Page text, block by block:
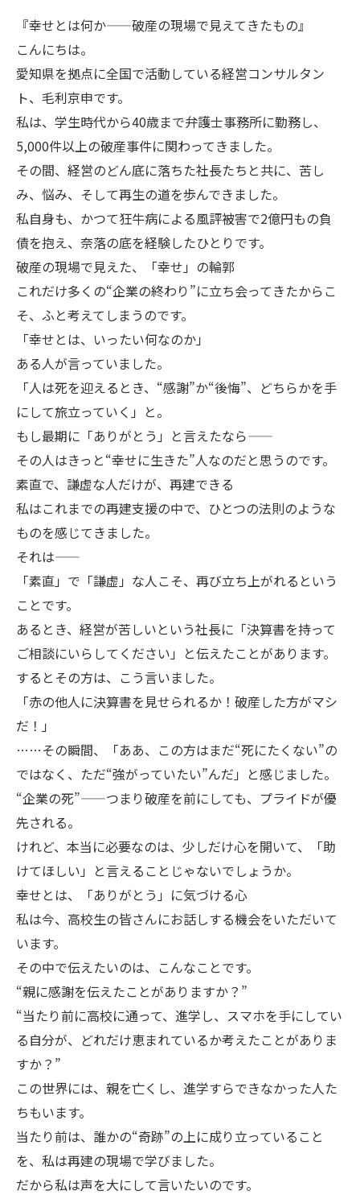
『幸せとは何か——破産の現場で見えてきたもの』
こんにちは。
愛知県を拠点に全国で活動している経営コンサルタン
ト、毛利京申です。
私は、学生時代から40歳まで弁護士事務所に勤務し、
5,000件以上の破産事件に関わってきました。
その間、経営のどん底に落ちた社長たちと共に、苦し
み、悩み、そして再生の道を歩んできました。
私自身も、かつて狂牛病による風評被害で2億円もの負
債を抱え、奈落の底を経験したひとりです。
破産の現場で見えた、「幸せ」の輪郭
これだけ多くの“企業の終わり”に立ち会ってきたからこ
そ、ふと考えてしまうのです。
「幸せとは、いったい何なのか」
ある人が言っていました。
「人は死を迎えるとき、“感謝”か“後悔”、どちらかを手
にして旅立っていく」と。
もし最期に「ありがとう」と言えたなら——
その人はきっと“幸せに生きた”人なのだと思うのです。
素直で、謙虚な人だけが、再建できる
私はこれまでの再建支援の中で、ひとつの法則のような
ものを感じてきました。
それは——
「素直」で「謙虚」な人こそ、再び立ち上がれるという
ことです。
あるとき、経営が苦しいという社長に「決算書を持って
ご相談にいらしてください」と伝えたことがあります。
するとその方は、こう言いました。
「赤の他人に決算書を見せられるか！破産した方がマシ
だ！」
……その瞬間、「ああ、この方はまだ“死にたくない”の
ではなく、ただ“強がっていたい”んだ」と感じました。
“企業の死”——つまり破産を前にしても、プライドが優
先される。
けれど、本当に必要なのは、少しだけ心を開いて、「助
けてほしい」と言えることじゃないでしょうか。
幸せとは、「ありがとう」に気づける心
私は今、高校生の皆さんにお話しする機会をいただいて
います。
その中で伝えたいのは、こんなことです。
“親に感謝を伝えたことがありますか？”
“当たり前に高校に通って、進学し、スマホを手にしてい
る自分が、どれだけ恵まれているか考えたことがありま
すか？”
この世界には、親を亡くし、進学すらできなかった人た
ちもいます。
当たり前は、誰かの“奇跡”の上に成り立っていること
を、私は再建の現場で学びました。
だから私は声を大にして言いたいのです。